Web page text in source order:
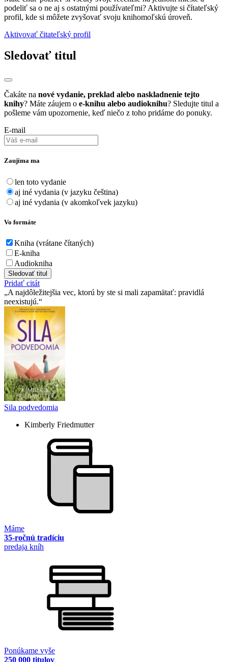
podeliť sa o ne aj s ostatnými používateľmi? Aktivujte si čítateľský
profil, kde si môžete zvyšovať svoju knihomoľskú úroveň.
Aktivovať čitateľský profil
Sledovať titul
Čakáte na nové vydanie, preklad alebo naskladnenie tejto
knihy? Máte záujem o e-knihu alebo audioknihu? Sledujte titul a
pošleme vám upozornenie, keď niečo z toho pridáme do ponuky.
E-mail
Zaujíma ma
len toto vydanie
aj iné vydania (v jazyku čeština)
aj iné vydania (v akomkoľvek jazyku)
Vo formáte
Kniha (vrátane čítaných)
E-kniha
Audiokniha
Sledovať titul
Pridať citát
A najdôležitejšia vec, ktorú by ste si mali zapamätať: pravidlá
neexistujú.
Sila podvedomia
Kimberly Friedmutter
Máme
35-ročnú tradíciu
predaja kníh
Ponúkame vyše
250 000 titulov